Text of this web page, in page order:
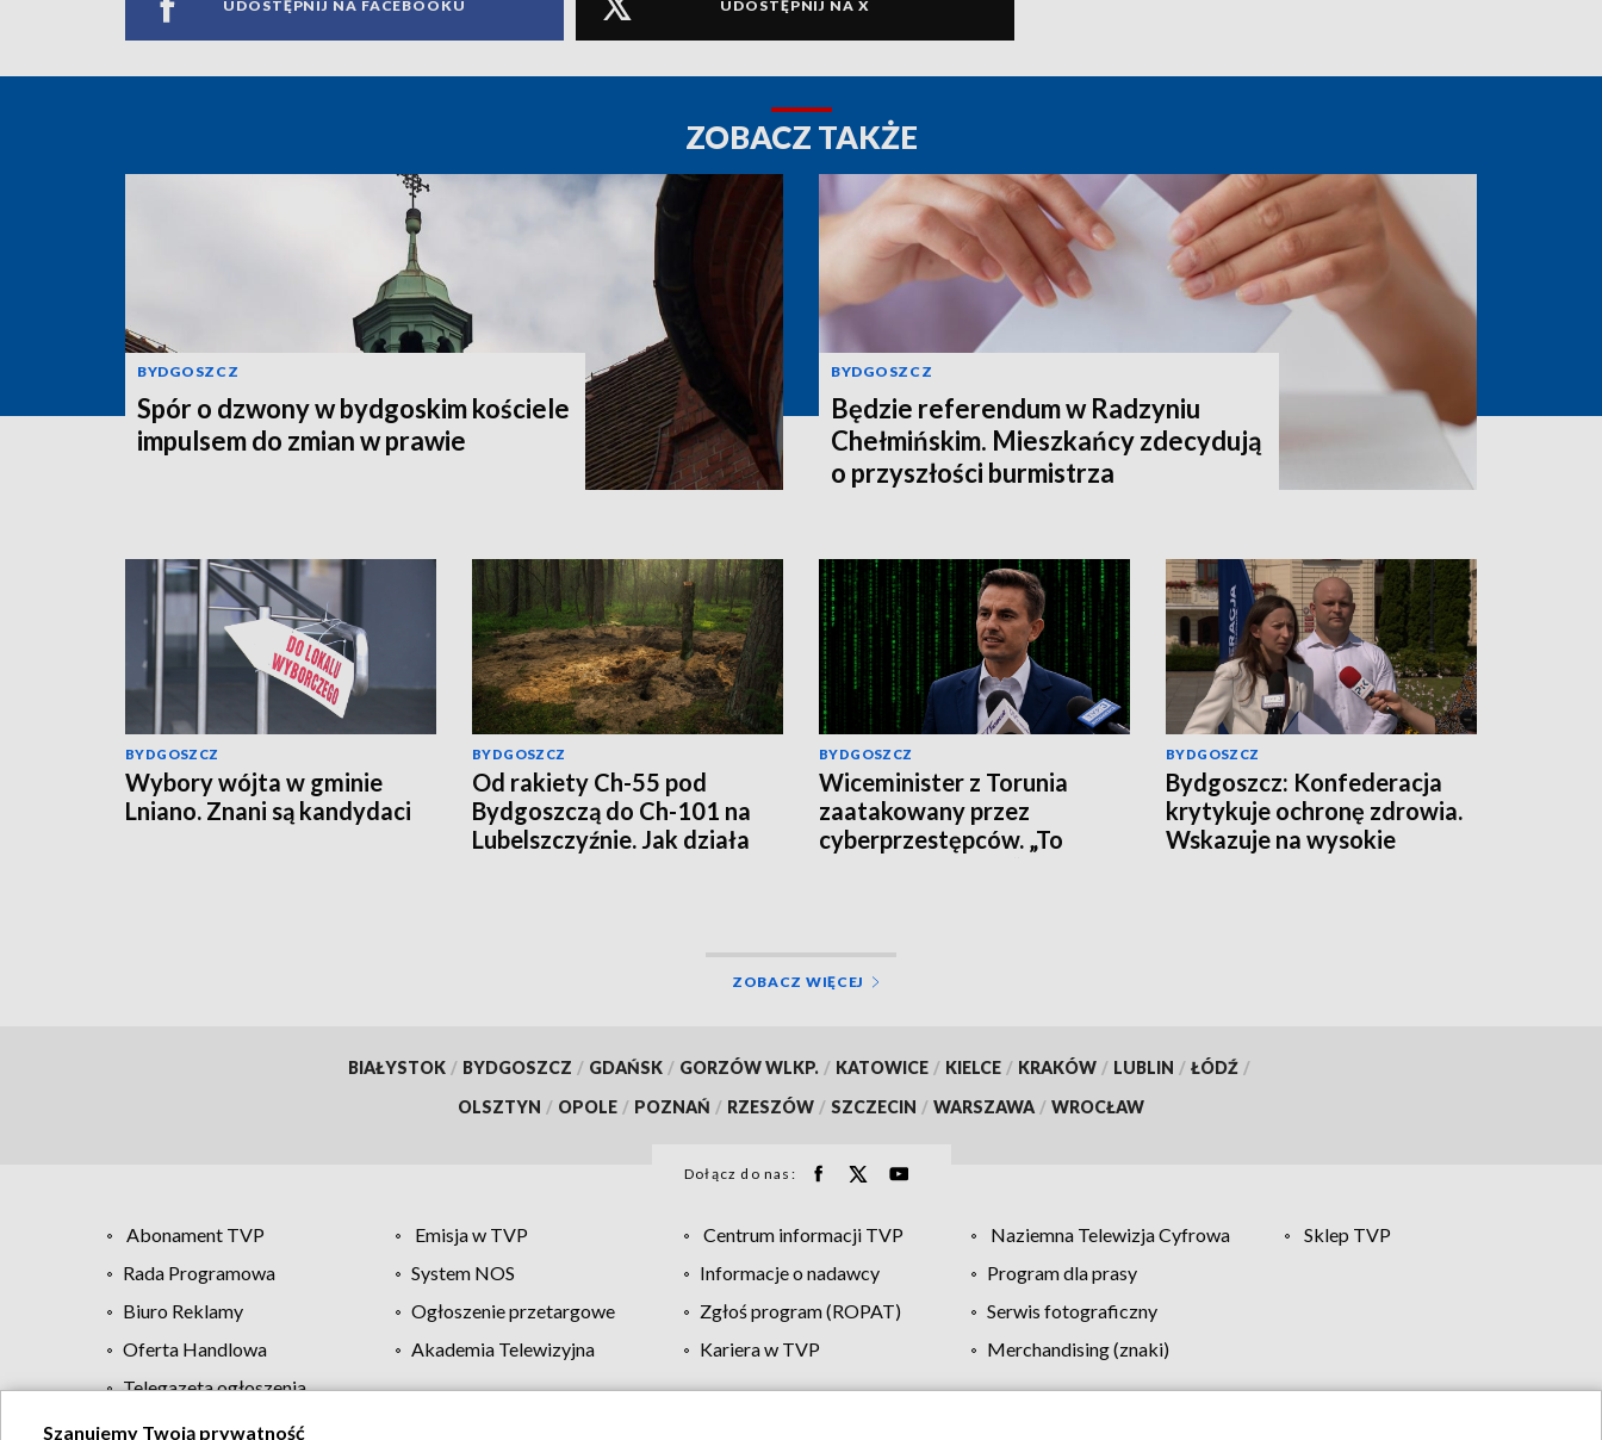
UDOSTĘPNIJ NA FACEBOOKU UDOSTĘPNIJ NA X
ZOBACZ TAKŻE
BYDGOSZCZ
Spór o dzwony w bydgoskim kościele
impulsem do zmian w prawie
BYDGOSZCZ
Będzie referendum w Radzyniu
Chełmińskim. Mieszkańcy zdecydują
o przyszłości burmistrza
BYDGOSZCZ
Wybory wójta w gminie
Lniano. Znani są kandydaci
BYDGOSZCZ
Od rakiety Ch-55 pod
Bydgoszczą do Ch-101 na
Lubelszczyźnie. Jak działa
BYDGOSZCZ
Wiceminister z Torunia
zaatakowany przez
cyberprzestępców. „To
BYDGOSZCZ
Bydgoszcz: Konfederacja
krytykuje ochronę zdrowia.
Wskazuje na wysokie
ZOBACZ WIĘCEJ
BIAŁYSTOK / BYDGOSZCZ / GDAŃSK / GORZÓW WLKP. / KATOWICE / KIELCE / KRAKÓW / LUBLIN / ŁÓDŹ /
OLSZTYN / OPOLE / POZNAŃ / RZESZÓW / SZCZECIN / WARSZAWA / WROCŁAW
Dołącz do nas:
Abonament TVP Emisja w TVP Centrum informacji TVP Naziemna Telewizja Cyfrowa
Sklep TVP
Rada Programowa
System NOS Informacje o nadawcy
Program dla prasy
Biuro Reklamy
Ogłoszenie przetargowe Zgłoś program (ROPAT)
Serwis fotograficzny
Oferta Handlowa
Akademia Telewizyjna Kariera w TVP
Merchandising (znaki)
Telegazeta ogłoszenia
Szanujemy Twoją prywatność